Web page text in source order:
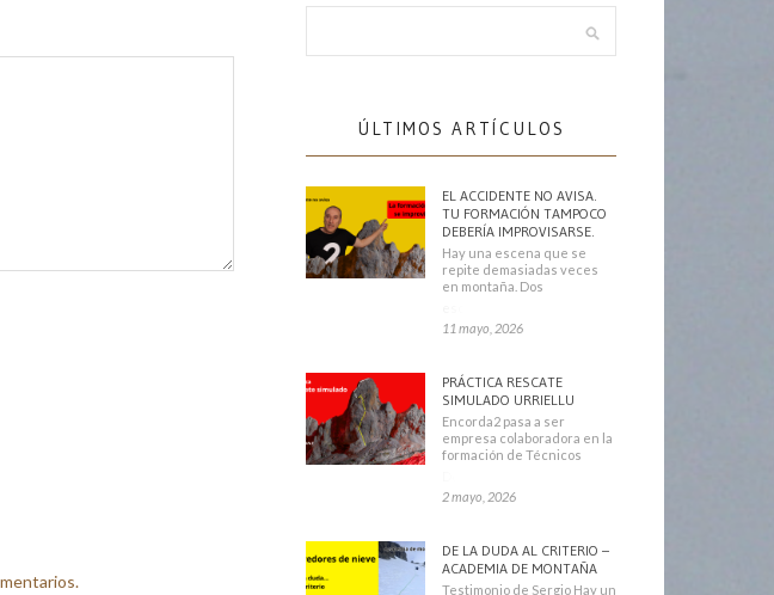
ÚLTIMOS ARTÍCULOS
EL ACCIDENTE NO AVISA.
TU FORMACIÓN TAMPOCO
DEBERÍA IMPROVISARSE.
Hay una escena que se
repite demasiadas veces
en montaña. Dos
11 mayo, 2026
PRÁCTICA RESCATE
SIMULADO URRIELLU
Encorda2 pasa a ser
empresa colaboradora en la
formación de Técnicos
2 mayo, 2026
DE LA DUDA AL CRITERIO –
ACADEMIA DE MONTAÑA
Testimonio de Sergio Hay un